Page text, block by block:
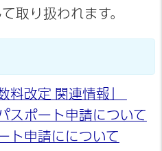
取り扱われます。
料改定 関連情報」
スポート申請について
ト申請にについて